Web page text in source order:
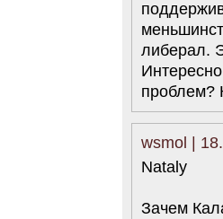
либерал.
проблем?
wsmol |
Nataly
Зачем